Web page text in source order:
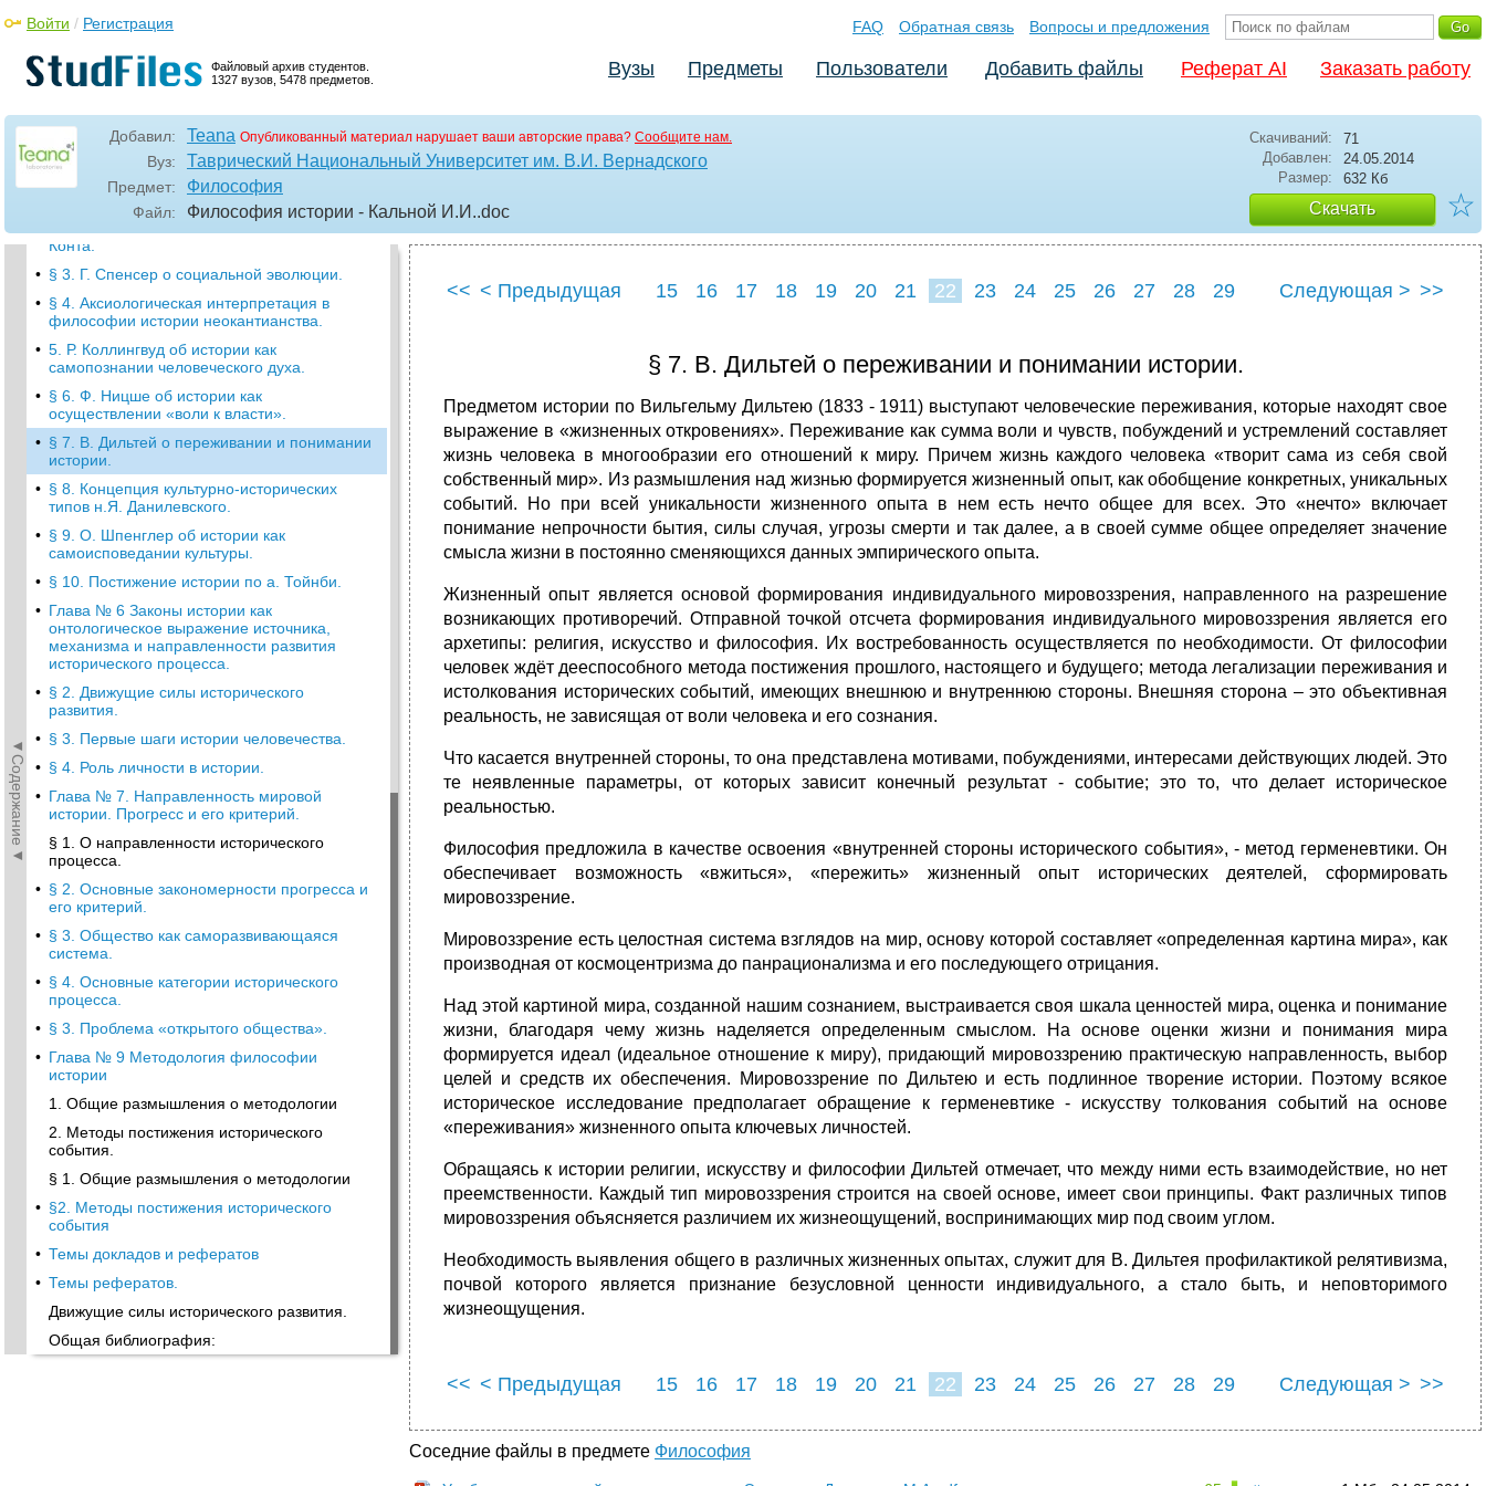
Файловый архив студентов.
1327 вузов, 5478 предметов.
Войти / Регистрация FAQ Обратная связь Вопросы и предложения
Вузы Предметы Пользователи Добавить файлы Реферат AI Заказать работу
Добавил: Teana Опубликованный материал нарушает ваши авторские права? Сообщите нам.
Вуз: Таврический Национальный Университет им. В.И. Вернадского
Предмет: Философия
Файл: Философия истории - Кальной И.И..doc
Скачиваний:
71
Добавлен:
24.05.2014
Размер:
632 Кб
Скачать ☆
◄Содержание◄
• § 6. Марксизм и его материалистическое
• § 7. Тейяр де Шарден и его история
косморазвития.
• Глава № 5. Неклассическая рациональность
или субъективная востребованность
философии истории
Аксиологическая интерпретация в
философии истории неокантианства.
Конта.
• § 3. Г. Спенсер о социальной эволюции.
• § 4. Аксиологическая интерпретация в
философии истории неокантианства.
• 5. Р. Коллингвуд об истории как
самопознании человеческого духа.
• § 6. Ф. Ницше об истории как
осуществлении «воли к власти».
• § 7. В. Дильтей о переживании и понимании
истории.
• § 8. Концепция культурно-исторических
типов н.Я. Данилевского.
• § 9. О. Шпенглер об истории как
самоисповедании культуры.
• § 10. Постижение истории по а. Тойнби.
• Глава № 6 Законы истории как
онтологическое выражение источника,
механизма и направленности развития
исторического процесса.
• § 2. Движущие силы исторического
развития.
• § 3. Первые шаги истории человечества.
• § 4. Роль личности в истории.
• Глава № 7. Направленность мировой
истории. Прогресс и его критерий.
§ 1. О направленности исторического
процесса.
• § 2. Основные закономерности прогресса и
его критерий.
• § 3. Общество как саморазвивающаяся
система.
• § 4. Основные категории исторического
процесса.
• § 3. Проблема «открытого общества».
• Глава № 9 Методология философии
истории
1. Общие размышления о методологии
2. Методы постижения исторического
события.
§ 1. Общие размышления о методологии
• §2. Методы постижения исторического
события
• Темы докладов и рефератов
• Темы рефератов.
Движущие силы исторического развития.
Общая библиография:
<< < Предыдущая 15 16 17 18 19 20 21 22 23 24 25 26 27 28
29
Следующая > >>
§ 7. В. Дильтей о переживании и понимании истории.
Предметом истории по Вильгельму Дильтею (1833 - 1911) выступают человеческие переживания, которые находят свое
выражение в «жизненных откровениях». Переживание как сумма воли и чувств, побуждений и устремлений составляет
жизнь человека в многообразии его отношений к миру. Причем жизнь каждого человека «творит сама из себя свой
собственный мир». Из размышления над жизнью формируется жизненный опыт, как обобщение конкретных, уникальных
событий. Но при всей уникальности жизненного опыта в нем есть нечто общее для всех. Это «нечто» включает
понимание непрочности бытия, силы случая, угрозы смерти и так далее, а в своей сумме общее определяет значение
смысла жизни в постоянно сменяющихся данных эмпирического опыта.
Жизненный опыт является основой формирования индивидуального мировоззрения, направленного на разрешение
возникающих противоречий. Отправной точкой отсчета формирования индивидуального мировоззрения является его
архетипы: религия, искусство и философия. Их востребованность осуществляется по необходимости. От философии
человек ждёт дееспособного метода постижения прошлого, настоящего и будущего; метода легализации переживания и
истолкования исторических событий, имеющих внешнюю и внутреннюю стороны. Внешняя сторона – это объективная
реальность, не зависящая от воли человека и его сознания.
Что касается внутренней стороны, то она представлена мотивами, побуждениями, интересами действующих людей. Это
те неявленные параметры, от которых зависит конечный результат - событие; это то, что делает историческое
реальностью.
Философия предложила в качестве освоения «внутренней стороны исторического события», - метод герменевтики. Он
обеспечивает возможность «вжиться», «пережить» жизненный опыт исторических деятелей, сформировать
мировоззрение.
Мировоззрение есть целостная система взглядов на мир, основу которой составляет «определенная картина мира», как
производная от космоцентризма до панрационализма и его последующего отрицания.
Над этой картиной мира, созданной нашим сознанием, выстраивается своя шкала ценностей мира, оценка и понимание
жизни, благодаря чему жизнь наделяется определенным смыслом. На основе оценки жизни и понимания мира
формируется идеал (идеальное отношение к миру), придающий мировоззрению практическую направленность, выбор
целей и средств их обеспечения. Мировоззрение по Дильтею и есть подлинное творение истории. Поэтому всякое
историческое исследование предполагает обращение к герменевтике - искусству толкования событий на основе
«переживания» жизненного опыта ключевых личностей.
Обращаясь к истории религии, искусству и философии Дильтей отмечает, что между ними есть взаимодействие, но нет
преемственности. Каждый тип мировоззрения строится на своей основе, имеет свои принципы. Факт различных типов
мировоззрения объясняется различием их жизнеощущений, воспринимающих мир под своим углом.
Необходимость выявления общего в различных жизненных опытах, служит для В. Дильтея профилактикой релятивизма,
почвой которого является признание безусловной ценности индивидуального, а стало быть, и неповторимого
жизнеощущения.
<< < Предыдущая 15 16 17 18 19 20 21 22 23 24 25 26 27 28
29
Следующая > >>
Соседние файлы в предмете Философия